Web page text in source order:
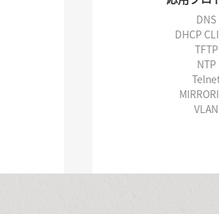
DNS
DHCP
TFTP
NTP
VLAN